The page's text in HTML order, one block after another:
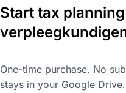
Start tax
One-time purchase. No
stays in your Google Drive.